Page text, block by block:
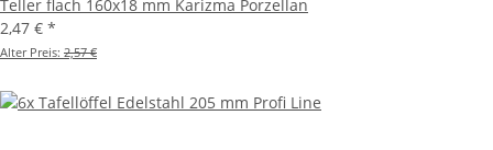
Teller flach 160x18 mm Karizma Porzellan
2,47 € *
Alter Preis: 2,57 €